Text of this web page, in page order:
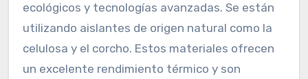
ecológicos y tecnologías avanzadas. Se están
utilizando aislantes de origen natural como la
celulosa y el corcho. Estos materiales ofrecen
un excelente rendimiento térmico y son